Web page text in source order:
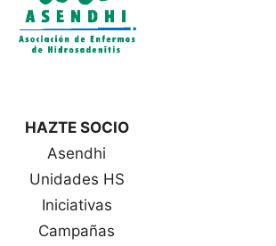
HAZTE SOCIO
Asendhi
Unidades HS
Iniciativas
Campañas